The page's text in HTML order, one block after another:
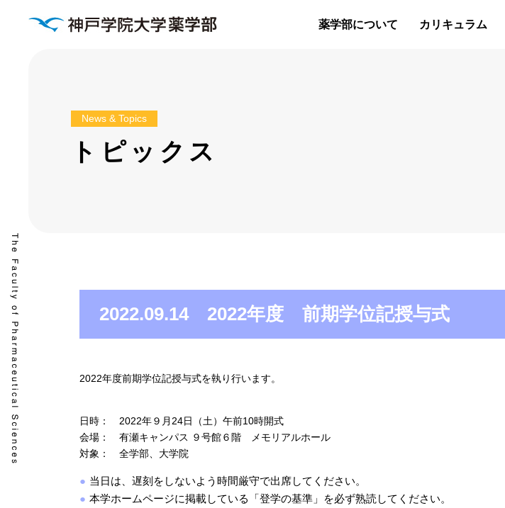
薬学部について カリキュラム
News & Topics
トピックス
2022.09.14 2022年度 前期学位記授与式
2022年度前期学位記授与式を執り行います。
日時： 2022年９月24日（土）午前10時開式
会場： 有瀬キャンパス ９号館６階 メモリアルホール
対象： 全学部、大学院
当日は、遅刻をしないよう時間厳守で出席してください。
本学ホームページに掲載している「登学の基準 」を必ず熟読してください。